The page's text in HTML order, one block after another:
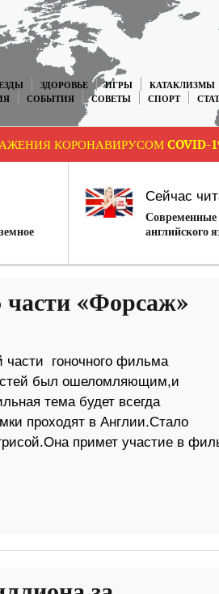
ЗДОРОВЬЕ ИГРЫ КАТАКЛИЗМЫ
СОБЫТИЯ СОВЕТЫ СПОРТ
КОРОНАВИРУСОМ COVID-
Сейчас
Современные
английского
части «Форсаж»
части гоночного фильма
был ошеломляющим,и
тема будет всегда
проходят в Англии.Стало
примет участие в